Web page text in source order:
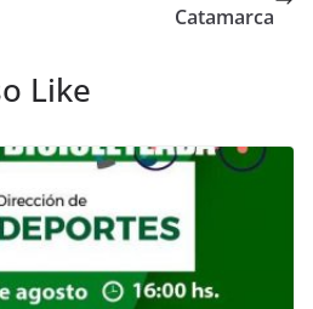
Catamarca
Like